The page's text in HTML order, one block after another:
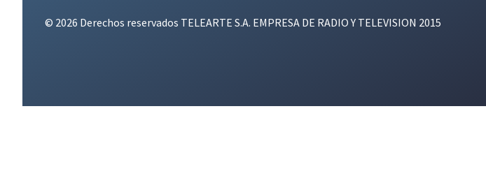
© 2026 Derechos reservados TELEARTE S.A. EMPRESA DE RADIO Y TELEVISION 2015